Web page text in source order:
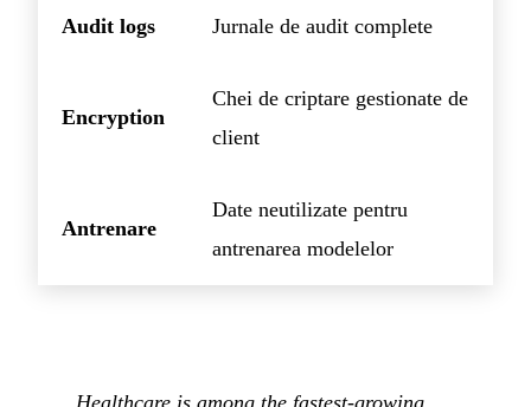
Audit logs Jurnale de audit complete
Encryption
Chei de criptare gestionate de
client
Antrenare
Date neutilizate pentru
antrenarea modelelor